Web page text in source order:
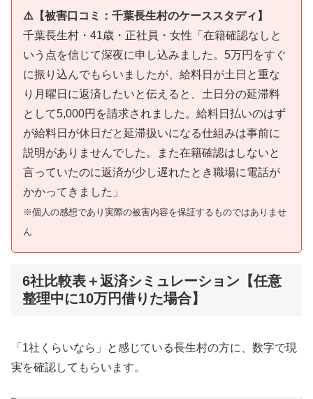
⚠️【被害口コミ：千葉長生村のケーススタディ】
千葉長生村・41歳・正社員・女性「在籍確認なしと
いう点を信じて深夜に申し込みました。5万円をすぐ
に振り込んでもらいましたが、給料日が土日と重な
り月曜日に返済したいと伝えると、土日分の延滞料
として5,000円を請求されました。給料日払いのはず
が給料日が休日だと延滞扱いになる仕組みは事前に
説明がありませんでした。また在籍確認はしないと
言っていたのに返済が少し遅れたとき職場に電話が
かかってきました」
※個人の感想であり実際の被害内容を保証するものではありませ
ん
6社比較表＋返済シミュレーション【任意
整理中に10万円借りた場合】
「1社くらいなら」と感じている長生村の方に、数字で現
実を確認してもらいます。